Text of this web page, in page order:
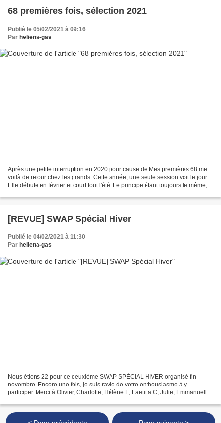
68 premières fois, sélection 2021
Publié le 05/02/2021 à 09:16
Par heliena-gas
Après une petite interruption en 2020 pour cause de Mes premières 68 me
voilà de retour chez les grands. Cette année, une seule session voit le jour.
Elle débute en février et court tout l'été. Le principe étant toujours le même,
[REVUE] SWAP Spécial Hiver
Publié le 04/02/2021 à 11:30
Par heliena-gas
Nous étions 22 pour ce deuxième SWAP SPÉCIAL HIVER organisé fin
novembre. Encore une fois, je suis ravie de votre enthousiasme à y
participer. Merci à Olivier, Charlotte, Hélène L, Laetitia C, Julie, Emmanuelle,